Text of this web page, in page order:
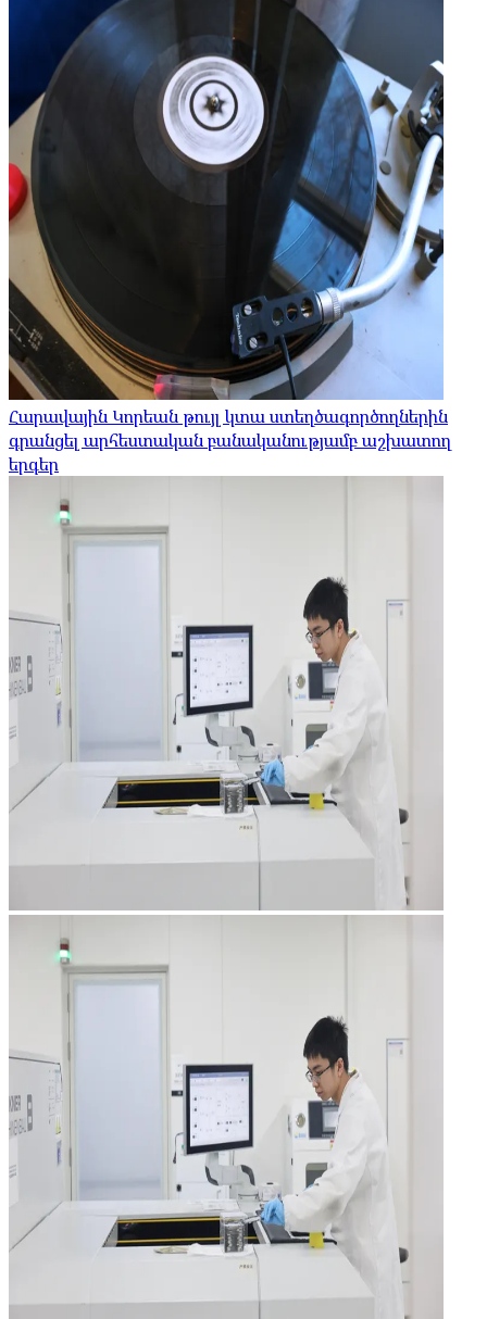
Հարավային Կորեան թույլ կտա ստեղծագործողներին
գրանցել արհեստական ​​բանականությամբ աշխատող
երգեր